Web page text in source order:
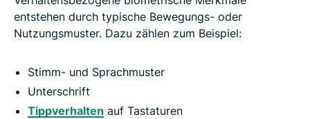
entstehen durch typische Bewegungs- oder
Nutzungsmuster. Dazu zählen zum Beispiel:
Stimm- und Sprachmuster
Unterschrift
Tippverhalten auf Tastaturen